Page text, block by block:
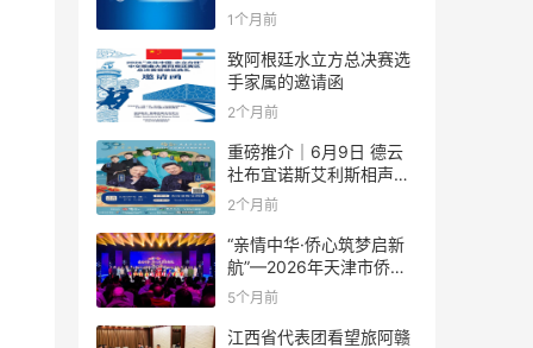
举行
1个月前
致阿根廷水立方总决赛选
手家属的邀请函
2个月前
重磅推介｜6月9日 德云
社布宜诺斯艾利斯相声专
场！国风曲艺邂逅南美风
结！
2个月前
“亲情中华·侨心筑梦启新
航”—2026年天津市侨界
新春联谊活动成功举办
5个月前
江西省代表团看望旅阿赣